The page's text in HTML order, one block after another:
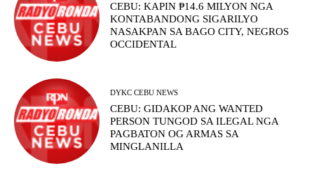
CEBU: KAPIN ₱14.6 MILYON NGA
KONTABANDONG SIGARILYO
NASAKPAN SA BAGO CITY, NEGROS
OCCIDENTAL
DYKC CEBU NEWS
CEBU: GIDAKOP ANG WANTED
PERSON TUNGOD SA ILEGAL NGA
PAGBATON OG ARMAS SA
MINGLANILLA